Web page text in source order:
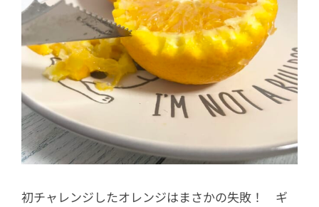
初チャレンジしたオレンジはまさかの失敗！ ギ